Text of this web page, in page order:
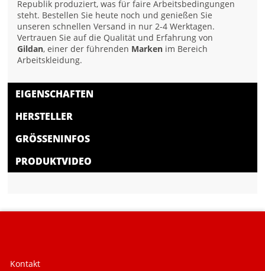
Republik produziert, was für faire Arbeitsbedingungen
steht. Bestellen Sie heute noch und genießen Sie
unseren schnellen Versand in nur 2-4 Werktagen.
Vertrauen Sie auf die Qualität und Erfahrung von
Gildan, einer der führenden Marken im Bereich
Arbeitskleidung.
EIGENSCHAFTEN
HERSTELLER
GRÖSSENINFOS
PRODUKTVIDEO
Kontakt